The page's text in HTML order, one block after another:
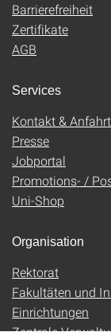
Barrierefreiheit
Zertifikate
AGB
Services
Kontakt & Anfahrt
Presse
Jobportal
Promotions- /
Uni-Shop
Organisation
Rektorat
Fakultäten und
Einrichtungen
Zentrale